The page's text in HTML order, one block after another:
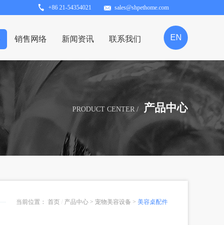
+86 21-54354021 sales@shpethome.com
EN
销售网络 新闻资讯 联系我们
PRODUCT CENTER / 产品中心
当前位置： 首页 产品中心 > 宠物美容设备 > 美容桌配件